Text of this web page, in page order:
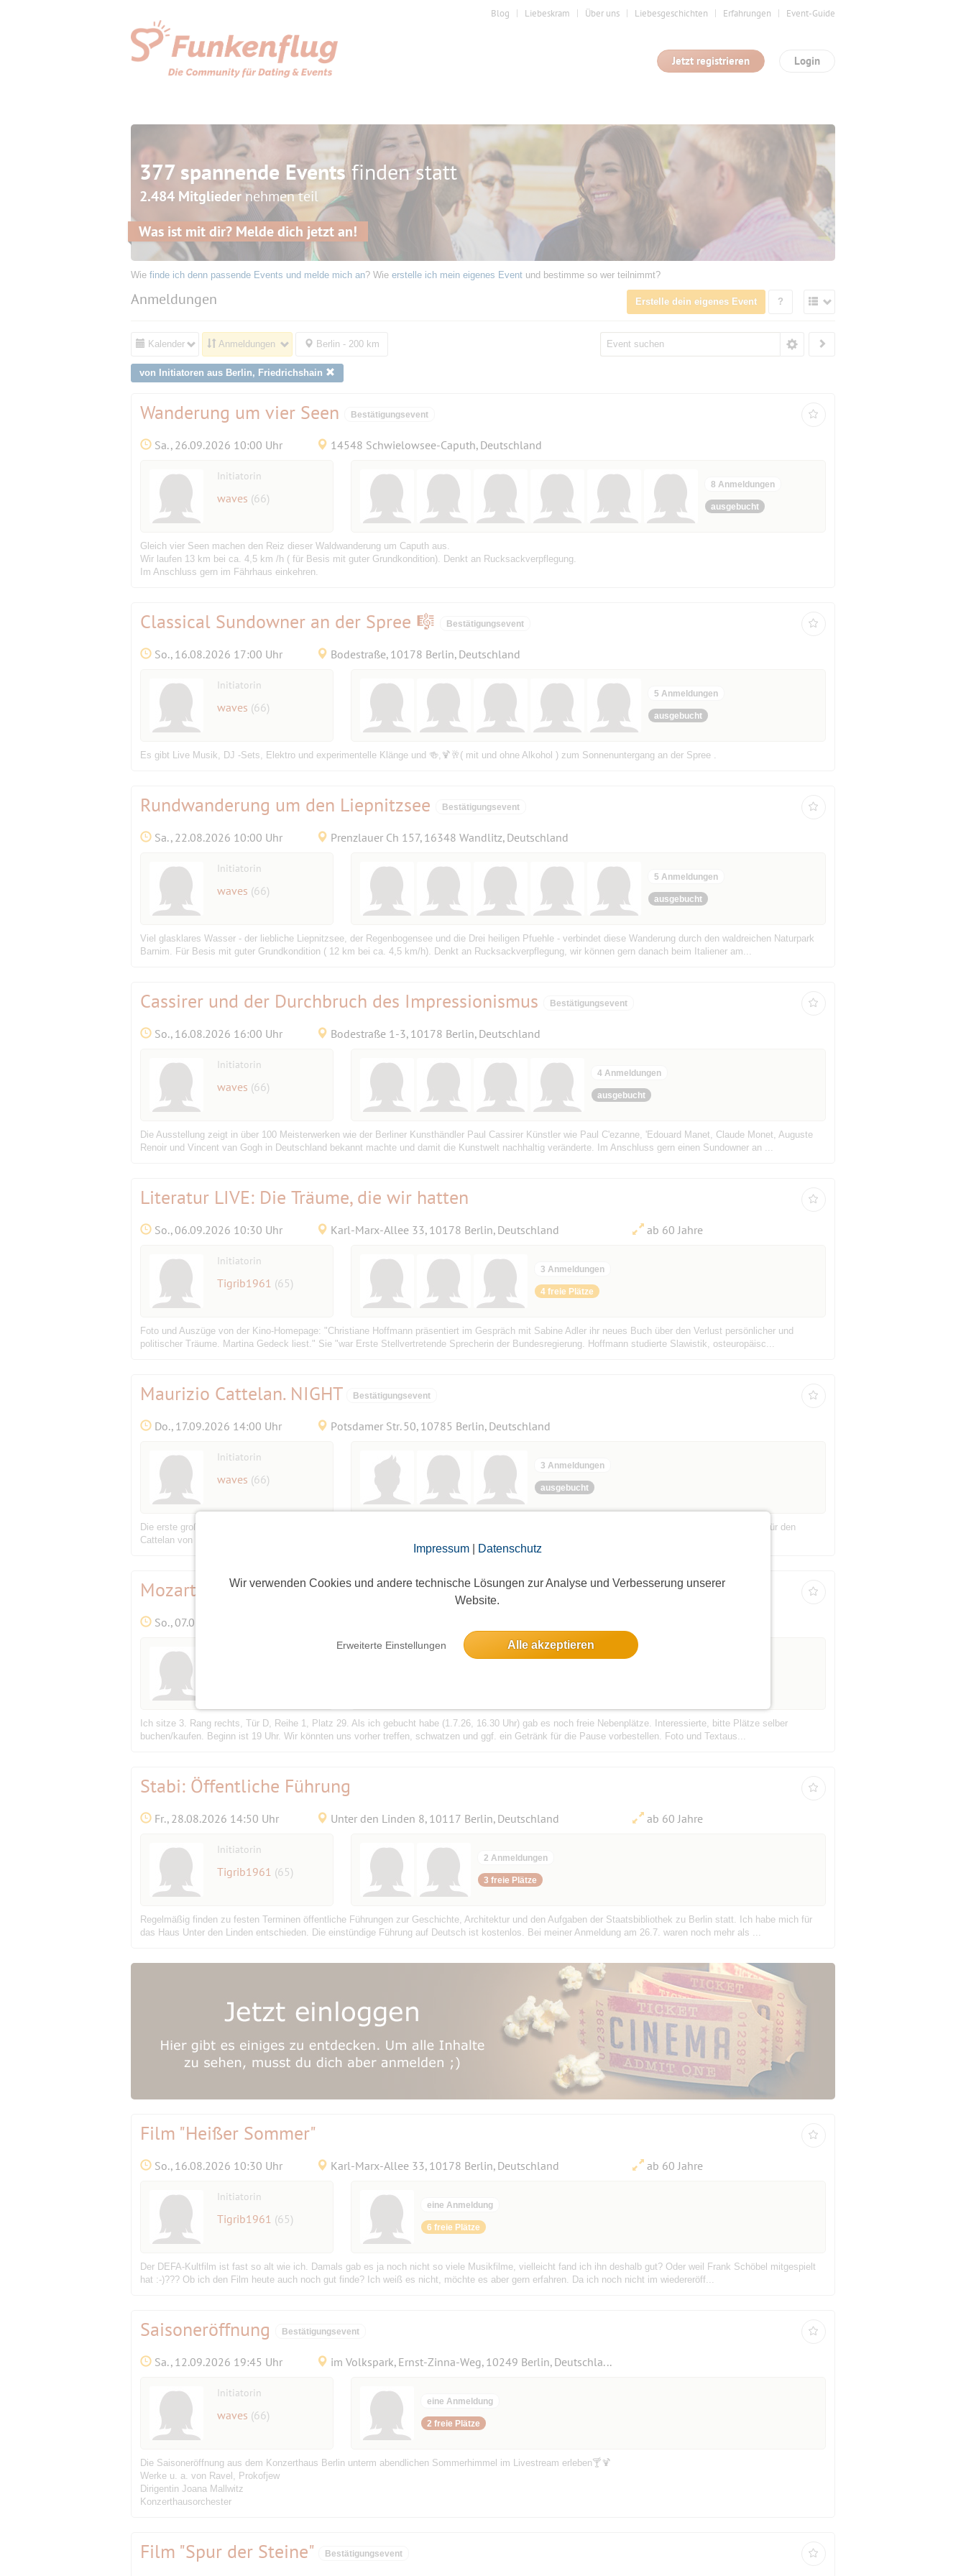
Impressum| Datenschutz
Wir verwenden Cookies und andere technische Lösungen zur Analyse und Verbesserung unserer
Website.
Erweiterte Einstellungen Alle akzeptieren
Blog Liebeskram Über uns Liebesgeschichten Erfahrungen Event-Guide
Login
Jetzt registrieren
377 spannende Eventsfinden statt
2.484 Mitgliedernehmen teil
Was ist mit dir? Melde dich jetzt an!
Wie finde ich denn passende Events und melde mich an? Wie erstelle ich mein eigenes Event und bestimme so wer teilnimmt?
Anmeldungen Erstelle dein eigenes Event ?
Kalender Anmeldungen Berlin - 200 km
von Initiatoren aus Berlin, Friedrichshain
Wanderung um vier Seen Bestätigungsevent
Sa., 26.09.2026 10:00 Uhr 14548 Schwielowsee-Caputh, Deutschland
Initiatorin
waves (66)
8 Anmeldungen
ausgebucht
Gleich vier Seen machen den Reiz dieser Waldwanderung um Caputh aus.
Wir laufen 13 km bei ca. 4,5 km /h ( für Besis mit guter Grundkondition). Denkt an Rucksackverpflegung.
Im Anschluss gern im Fährhaus einkehren.
Classical Sundowner an der Spree 🎼 Bestätigungsevent
So., 16.08.2026 17:00 Uhr Bodestraße, 10178 Berlin, Deutschland
Initiatorin
waves (66)
5 Anmeldungen
ausgebucht
Es gibt Live Musik, DJ -Sets, Elektro und experimentelle Klänge und 🍻,🍹🥂( mit und ohne Alkohol ) zum Sonnenuntergang an der Spree .
Rundwanderung um den Liepnitzsee Bestätigungsevent
Sa., 22.08.2026 10:00 Uhr Prenzlauer Ch 157, 16348 Wandlitz, Deutschland
Initiatorin
waves (66)
5 Anmeldungen
ausgebucht
Viel glasklares Wasser - der liebliche Liepnitzsee, der Regenbogensee und die Drei heiligen Pfuehle - verbindet diese Wanderung durch den waldreichen Naturpark
Barnim. Für Besis mit guter Grundkondition ( 12 km bei ca. 4,5 km/h). Denkt an Rucksackverpflegung, wir können gern danach beim Italiener am...
Cassirer und der Durchbruch des Impressionismus Bestätigungsevent
So., 16.08.2026 16:00 Uhr Bodestraße 1-3, 10178 Berlin, Deutschland
Initiatorin
waves (66)
4 Anmeldungen
ausgebucht
Die Ausstellung zeigt in über 100 Meisterwerken wie der Berliner Kunsthändler Paul Cassirer Künstler wie Paul C'ezanne, 'Edouard Manet, Claude Monet, Auguste
Renoir und Vincent van Gogh in Deutschland bekannt machte und damit die Kunstwelt nachhaltig veränderte. Im Anschluss gern einen Sundowner an ...
Literatur LIVE: Die Träume, die wir hatten
So., 06.09.2026 10:30 Uhr Karl-Marx-Allee 33, 10178 Berlin, Deutschland ab 60 Jahre
Initiatorin
Tigrib1961 (65)
3 Anmeldungen
4 freie Plätze
Foto und Auszüge von der Kino-Homepage: "Christiane Hoffmann präsentiert im Gespräch mit Sabine Adler ihr neues Buch über den Verlust persönlicher und
politischer Träume. Martina Gedeck liest." Sie "war Erste Stellvertretende Sprecherin der Bundesregierung. Hoffmann studierte Slawistik, osteuropäisc...
Maurizio Cattelan. NIGHT Bestätigungsevent
Do., 17.09.2026 14:00 Uhr Potsdamer Str. 50, 10785 Berlin, Deutschland
Initiatorin
waves (66)
3 Anmeldungen
ausgebucht
Die erste große Einzelausstellung des italienischen Gegenwartskünstlers in Deutschland findet im Rahmen des Preises der Nationalgalerie 2026 statt, für den
Cattelan von einer internationalen Jury ausgewählt wurde. Sie vereint wichtige tiefgründige historische Werke Cattelans sowie Werke mit seinem p...
Mozart: Die Entführung aus dem Serail
So., 07.02.2027 18:15 Uhr
3 Anmeldungen
Ich sitze 3. Rang rechts, Tür D, Reihe 1, Platz 29. Als ich gebucht habe (1.7.26, 16.30 Uhr) gab es noch freie Nebenplätze. Interessierte, bitte Plätze selber
buchen/kaufen. Beginn ist 19 Uhr. Wir könnten uns vorher treffen, schwatzen und ggf. ein Getränk für die Pause vorbestellen. Foto und Textaus...
Stabi: Öffentliche Führung
Fr., 28.08.2026 14:50 Uhr Unter den Linden 8, 10117 Berlin, Deutschland ab 60 Jahre
Initiatorin
Tigrib1961 (65)
2 Anmeldungen
3 freie Plätze
Regelmäßig finden zu festen Terminen öffentliche Führungen zur Geschichte, Architektur und den Aufgaben der Staatsbibliothek zu Berlin statt. Ich habe mich für
das Haus Unter den Linden entschieden. Die einstündige Führung auf Deutsch ist kostenlos. Bei meiner Anmeldung am 26.7. waren noch mehr als ...
Film "Heißer Sommer"
So., 16.08.2026 10:30 Uhr Karl-Marx-Allee 33, 10178 Berlin, Deutschland ab 60 Jahre
Initiatorin
Tigrib1961 (65)
eine Anmeldung
6 freie Plätze
Der DEFA-Kultfilm ist fast so alt wie ich. Damals gab es ja noch nicht so viele Musikfilme, vielleicht fand ich ihn deshalb gut? Oder weil Frank Schöbel mitgespielt
hat :-)??? Ob ich den Film heute auch noch gut finde? Ich weiß es nicht, möchte es aber gern erfahren. Da ich noch nicht im wiedereröff...
Saisoneröffnung Bestätigungsevent
Sa., 12.09.2026 19:45 Uhr im Volkspark, Ernst-Zinna-Weg, 10249 Berlin, Deutschland
Initiatorin
waves (66)
eine Anmeldung
2 freie Plätze
Die Saisoneröffnung aus dem Konzerthaus Berlin unterm abendlichen Sommerhimmel im Livestream erleben🍸🍹
Werke u. a. von Ravel, Prokofjew
Dirigentin Joana Mallwitz
Konzerthausorchester
Film "Spur der Steine" Bestätigungsevent